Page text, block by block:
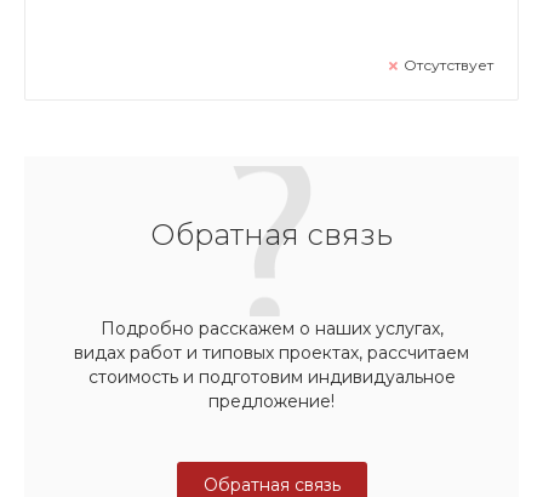
Отсутствует
Обратная связь
Подробно расскажем о наших услугах,
видах работ и типовых проектах, рассчитаем
стоимость и подготовим индивидуальное
предложение!
Обратная связь